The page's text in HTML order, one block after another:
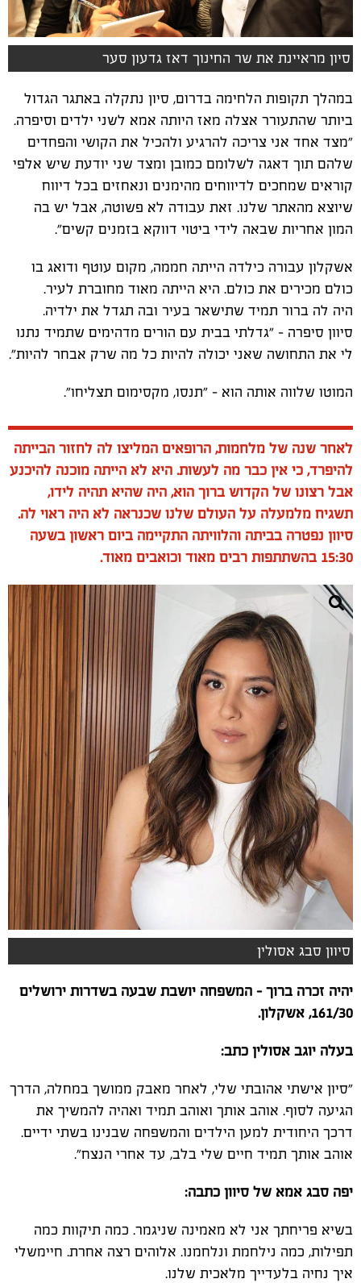
סיון מראיינת את שר החינוך דאז גדעון סער
במהלך תקופות הלחימה בדרום, סיון נתקלה באתגר הגדול
ביותר שהתעורר אצלה מאז היותה אמא לשני ילדים וסיפרה.
"מצד אחד אני צריכה להרגיע ולהכיל את הקושי והפחדים
שלהם תוך דאגה לשלומם כמובן ומצד שני יודעת שיש אלפי
קוראים שמחכים לדיווחים מהימנים ונאחזים בכל דיווח
שיוצא מהאתר שלנו. זאת עבודה לא פשוטה, אבל יש בה
המון אחריות שבאה לידי ביטוי דווקא בזמנים קשים".
אשקלון עבורה כילדה הייתה חממה, מקום עוטף ודואג בו
כולם מכירים את כולם. היא הייתה מאוד מחוברת לעיר.
היה לה ברור תמיד שתישאר בעיר ובה תגדל את ילדיה.
סיוון סיפרה - "גדלתי בבית עם הורים מדהימים שתמיד נתנו
לי את התחושה שאני יכולה להיות כל מה שרק אבחר להיות".
המוטו שלווה אותה הוא - "תנסו, מקסימום תצליחו".
לאחר שנה של מלחמות, הרופאים המליצו לה לחזור הבייתה
להיפרד, כי אין כבר מה לעשות. היא לא הייתה מוכנה להיכנע
אבל רצונו של הקדוש ברוך הוא, היה שהיא תהיה לידו,
תשגיח מלמעלה על העולם שלנו שכנראה לא היה ראוי לה.
סיוון נפטרה בביתה והלוויתה התקיימה ביום ראשון בשעה
15:30 בהשתתפות רבים מאוד וכואבים מאוד.
סיוון סבג אסולין
יהיה זכרה ברוך - המשפחה יושבת שבעה בשדרות ירושלים
161/30, אשקלון.
בעלה יוגב אסולין כתב:
"סיון אישתי אהובתי שלי, לאחר מאבק ממושך במחלה, הדרך
הגיעה לסוף. אוהב אותך ואוהב תמיד ואהיה להמשיך את
דרכך היחודית למען הילדים והמשפחה שבנינו בשתי ידיים.
אוהב אותך תמיד חיים שלי בלב, עד אחרי הנצח".
יפה סבג אמא של סיוון כתבה:
בשיא פריחתך אני לא מאמינה שניגמר. כמה תיקוות כמה
תפילות, כמה נילחמת ונלחמנו. אלוהים רצה אחרת. חיימשלי
איך נחיה בלעדייך מלאכית שלנו.